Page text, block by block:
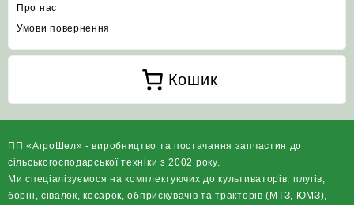
Про нас
Умови повернення
Кошик
ПП «АгроШел» - виробництво та постачання запчастин до
сільськогосподарської техніки з 2002 року.
Ми спеціалізуємося на комплектуючих до культиваторів, плугів,
борін, сівалок, косарок, обприскувачів та тракторів (МТЗ, ЮМЗ),